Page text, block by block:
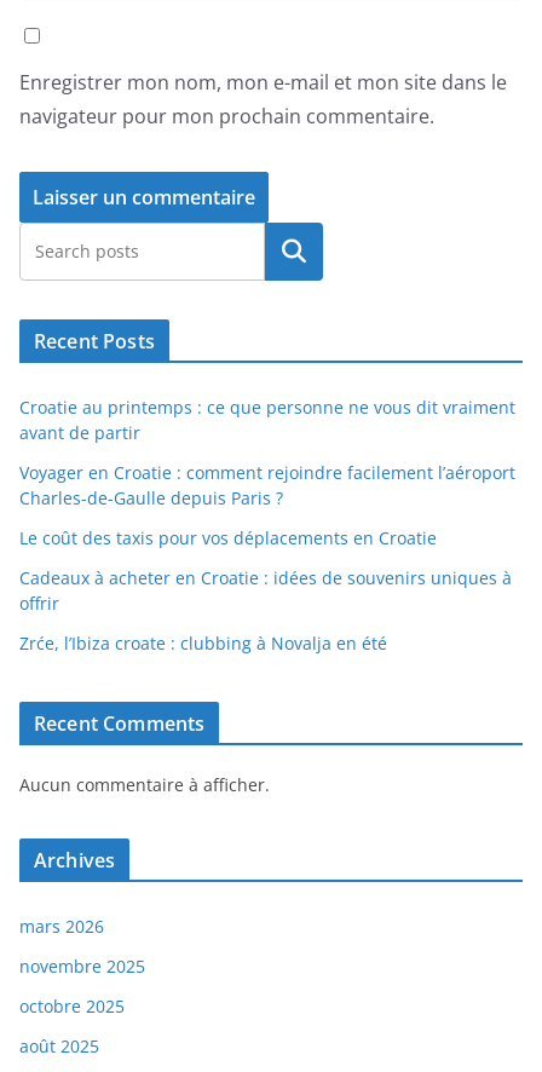
Enregistrer mon nom, mon e-mail et mon site dans le
navigateur pour mon prochain commentaire.
Rechercher
Recent Posts
Croatie au printemps : ce que personne ne vous dit vraiment
avant de partir
Voyager en Croatie : comment rejoindre facilement l’aéroport
Charles-de-Gaulle depuis Paris ?
Le coût des taxis pour vos déplacements en Croatie
Cadeaux à acheter en Croatie : idées de souvenirs uniques à
offrir
Zrće, l’Ibiza croate : clubbing à Novalja en été
Recent Comments
Aucun commentaire à afficher.
Archives
mars 2026
novembre 2025
octobre 2025
août 2025